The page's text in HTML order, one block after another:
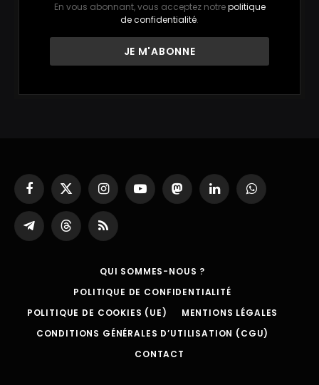
En vous abonnant, vous acceptez notrepolitique
de confidentialité.
Facebook
X
(Twitter)
InstagramYouTubeMastodonLinkedInWhatsApp
Partager
sur
ThreadsRSS
QUI SOMMES-NOUS ?
POLITIQUE DE CONFIDENTIALITÉ
POLITIQUE DE COOKIES (UE)
MENTIONS LÉGALES
CONDITIONS GÉNÉRALES D’UTILISATION (CGU)
CONTACT